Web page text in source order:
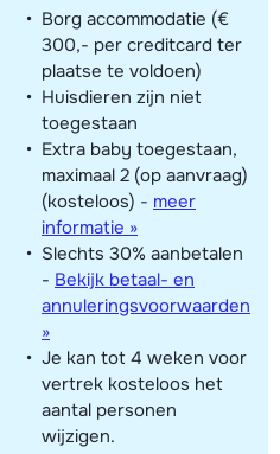
Borg accommodatie (€
300,- per creditcard ter
plaatse te voldoen)
Huisdieren zijn niet
toegestaan
Extra baby toegestaan,
maximaal 2 (op aanvraag)
(kosteloos) - meer
informatie »
Slechts 30% aanbetalen
- Bekijk betaal- en
annuleringsvoorwaarden
»
Je kan tot 4 weken voor
vertrek kosteloos het
aantal personen
wijzigen.